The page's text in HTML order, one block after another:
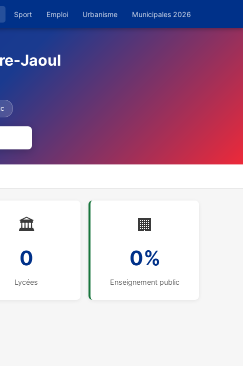
Sport Emploi Urbanisme Municipales 2026
Jaoul
🏛️
0
Lycées
🏢
0%
Enseignement public